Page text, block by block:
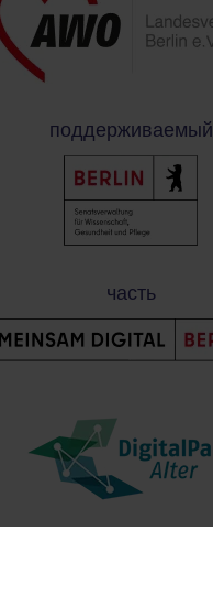
поддерживаемый
часть